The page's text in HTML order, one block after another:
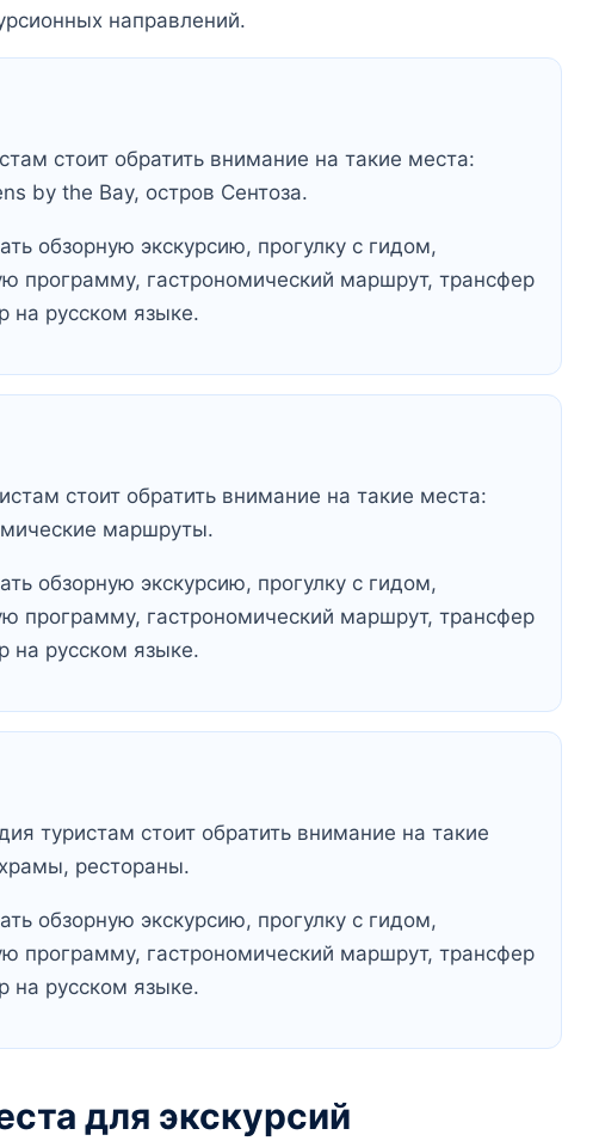
направлений.
стоит обратить внимание на такие места:
by the Bay, остров Сентоза.
обзорную экскурсию, прогулку с гидом,
программу, гастрономический маршрут, трансфер
на русском языке.
стоит обратить внимание на такие места:
маршруты.
обзорную экскурсию, прогулку с гидом,
программу, гастрономический маршрут, трансфер
на русском языке.
туристам стоит обратить внимание на такие
рестораны.
обзорную экскурсию, прогулку с гидом,
программу, гастрономический маршрут, трансфер
на русском языке.
для экскурсий